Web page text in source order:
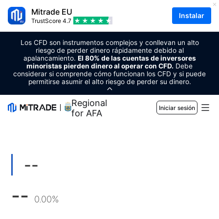
Mitrade EU
TrustScore 4.7
Instalar
Los CFD son instrumentos complejos y conllevan un alto
riesgo de perder dinero rápidamente debido al
apalancamiento. El 80% de las cuentas de inversores
minoristas pierden dinero al operar con CFD. Debe
considerar si comprende cómo funcionan los CFD y si puede
permitirse asumir el alto riesgo de perder su dinero.
Regional Sponsor
for AFA
Iniciar sesión
Forex
Comercio
Plataforma de trading
Gestión de riesgo
Herramientas de mercado
Calendario económico
Educación
--
-- 0.00%